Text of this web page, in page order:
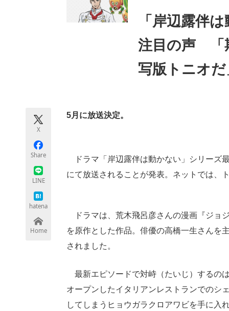
ITエンジニア向け専門サイト 企業向け
「岸辺露伴
注目の声 「
写版トニオだ
X
Share
LINE
hatena
Home
5月に放送決定。
ドラマ「岸辺露伴は動かない」シリーズ
にて放送されることが発表。ネットでは、
ドラマは、荒木飛呂彦さんの漫画『ジョ
を原作とした作品。俳優の高橋一生さんを
されました。
最新エピソードで対峙（たいじ）するの
オープンしたイタリアンレストランでのシ
してしまうヒョウガラクロアワビを手に